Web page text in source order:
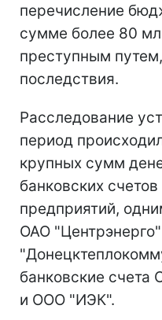
перечисление
сумме более 80
преступным
последствия.
Расследование
период
крупных сумм
банковских
предприятий,
ОАО
банковские
и ООО "ИЭК".